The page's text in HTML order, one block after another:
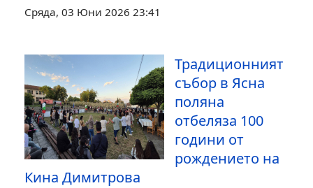
Сряда, 03 Юни 2026 23:41
Традиционният
събор в Ясна
поляна
отбеляза 100
години от
рождението на
Кина Димитрова